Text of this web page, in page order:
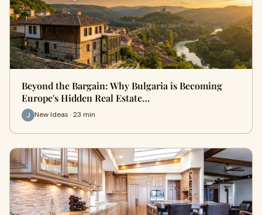
Beyond the Bargain: Why Bulgaria is Becoming
Europe's Hidden Real Estate…
New Ideas · 23 min